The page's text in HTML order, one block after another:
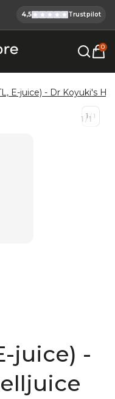
Cigge.se
4,5 Trustpilot
cigg, E-juice, Snus &
0
E-juice) - Dr Koyuki's
1 /1
1/ 1
juice) -